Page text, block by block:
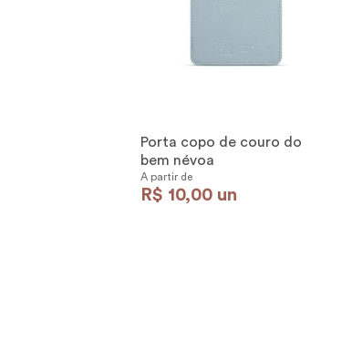
Porta copo de couro do
bem névoa
A partir de
R$ 10,00 un